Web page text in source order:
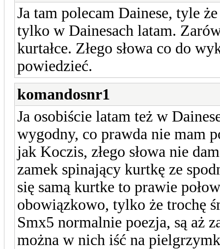
Ja tam polecam Dainese, tyle
tylko w Dainesach latam.
kurtałce. Złego słowa co do
powiedzieć.
komandosnr1
Ja osobiście latam też w
wygodny, co prawda nie mam
jak Koczis, złego słowa nie
zamek spinający kurtkę ze
się samą kurtke to prawie
obowiązkowo, tylko że trochę
Smx5 normalnie poezja, są aż
można w nich iść na